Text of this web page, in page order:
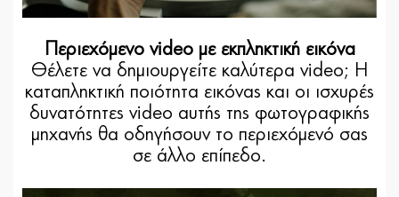
Περιεχόμενο video με εκπληκτική εικόνα
Θέλετε να δημιουργείτε καλύτερα video; Η
καταπληκτική ποιότητα εικόνας και οι ισχυρές
δυνατότητες video αυτής της φωτογραφικής
μηχανής θα οδηγήσουν το περιεχόμενό σας
σε άλλο επίπεδο.